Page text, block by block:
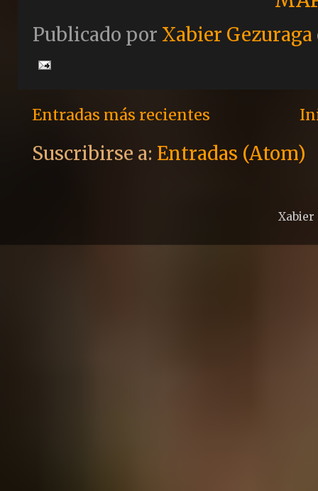
Publicado por Xabier Gezuraga
Entradas más recientes
Suscribirse a: Entradas (Atom)
Xabier